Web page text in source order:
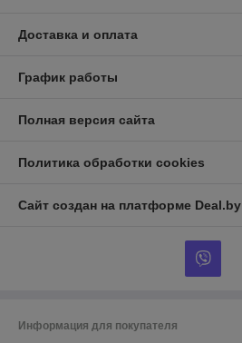
Доставка и оплата
График работы
Полная версия сайта
Политика обработки cookies
Сайт создан на платформе Deal.by
Информация для покупателя